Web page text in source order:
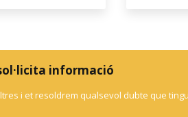
informació
i et resoldrem qualsevol dubte que